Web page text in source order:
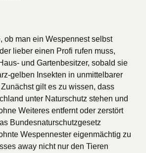
ob man ein Wespennest selbst
lieber einen Profi rufen muss,
und Gartenbesitzer, sobald sie
gelben Insekten in unmittelbarer
gilt es zu wissen, dass
unter Naturschutz stehen und
Weiteres entfernt oder zerstört
Bundesnaturschutzgesetz
Wespennester eigenmächtig zu
away nicht nur den Tieren